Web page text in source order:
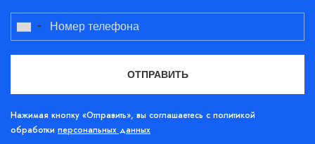
Нажимая кнопку «Отправить», вы соглашаетесь с политикой
обработки персональных данных